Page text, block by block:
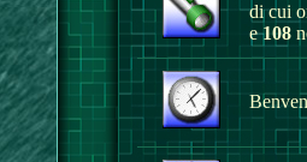
di cui
e108